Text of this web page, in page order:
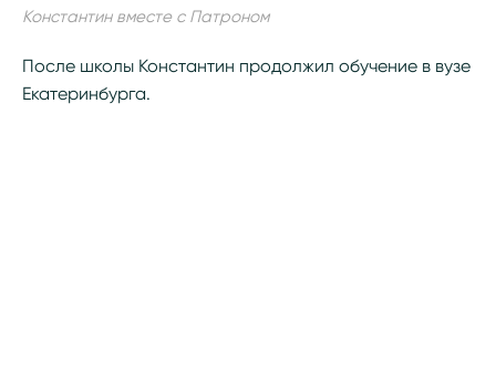
Константин вместе с Патроном
После школы Константин продолжил обучение в вузе
Екатеринбурга.